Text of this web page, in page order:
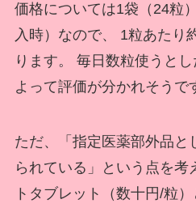
価格については1袋（24粒
入時）なので、 1粒あたり
ります。 毎日数粒使うと
よって評価が分かれそうで
ただ、「指定医薬部外品と
られている」という点を考
トタブレット（数十円/粒